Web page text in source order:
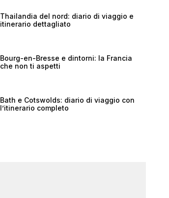
Thailandia del nord: diario di viaggio e
itinerario dettagliato
Bourg-en-Bresse e dintorni: la Francia
che non ti aspetti
Bath e Cotswolds: diario di viaggio con
l’itinerario completo